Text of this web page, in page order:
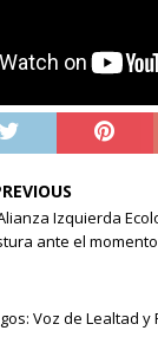
Izquierda
ante el
Voz de Lealtad y